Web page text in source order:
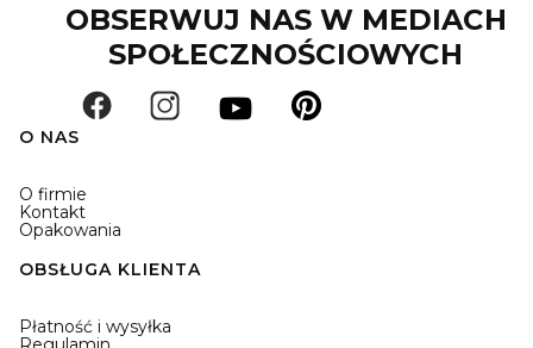
OBSERWUJ NAS W MEDIACH
SPOŁECZNOŚCIOWYCH
O NAS
O firmie
Kontakt
Opakowania
OBSŁUGA KLIENTA
Płatność i wysyłka